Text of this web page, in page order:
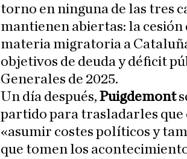
torno en ninguna de las tres
mantienen abiertas: la cesión
materia migratoria a
objetivos de deuda y déficit
Generales de 2025.
Un día después, Puigdemont
partido para trasladarles
«asumir costes políticos y
que tomen los